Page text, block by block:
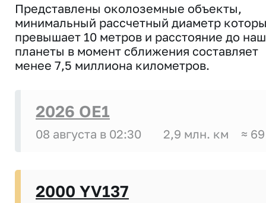
Представлены околоземные объекты,
минимальный рассчетный диаметр
превышает 10 метров и расстояние до
планеты в момент сближения составляет
менее 7,5 миллиона километров.
2026 OE1
08 августа в 02:30 2,9 млн. км ≈
2000 YV137